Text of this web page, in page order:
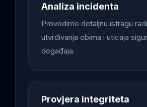
Analiza incidenta
Provodimo detaljnu istragu radi
utvrđivanja obima i uticaja
događaja.
Provjera integriteta